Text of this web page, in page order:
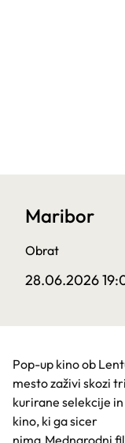
Maribor
Obrat
28.06.2026
Pop-up kino ob
mesto zaživi skozi tri
kurirane selekcije
kino, ki ga sicer
nima.Mednarodni